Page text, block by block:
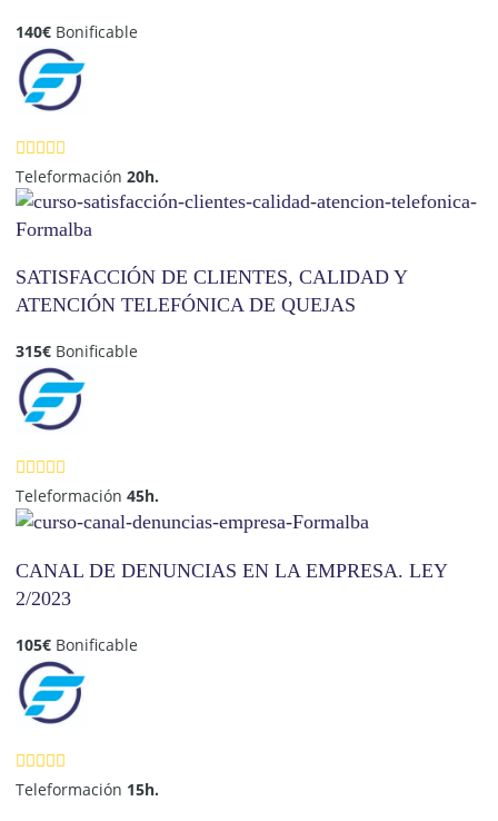
140€ Bonificable
Teleformación20h.
SATISFACCIÓN DE CLIENTES, CALIDAD Y
ATENCIÓN TELEFÓNICA DE QUEJAS
315€ Bonificable
Teleformación45h.
CANAL DE DENUNCIAS EN LA EMPRESA. LEY
2/2023
105€ Bonificable
Teleformación 15h.